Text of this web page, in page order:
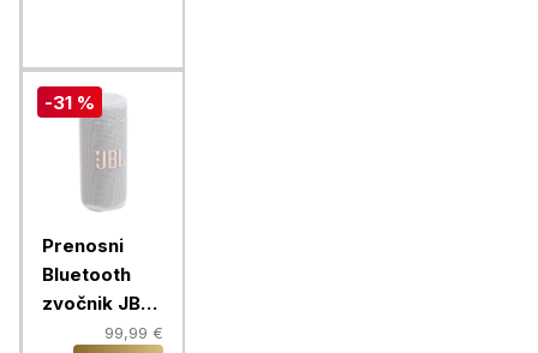
-31 %
Prenosni
Bluetooth
zvočnik JBL
Grip, white
99,99 €